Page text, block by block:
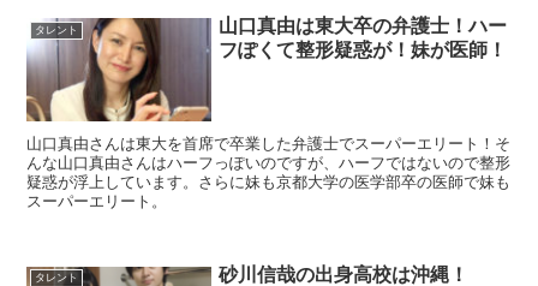
タレント
山口真由は東大卒の弁護士！ハー
フぽくて整形疑惑が！妹が医師！
山口真由さんは東大を首席で卒業した弁護士でスーパーエリート！そ
んな山口真由さんはハーフっぽいのですが、ハーフではないので整形
疑惑が浮上しています。さらに妹も京都大学の医学部卒の医師で妹も
スーパーエリート。
タレント
砂川信哉の出身高校は沖縄！